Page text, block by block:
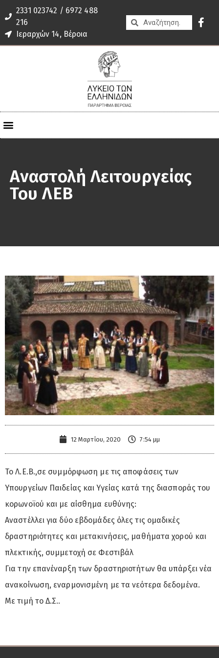
2331 023742 / 6972 488
216
Ιεραρχών 14, Βέροια
Αναστολή Λειτουργείας
Του ΛΕΒ
12 Μαρτίου, 2020 7:54 μμ
Το Λ.Ε.Β.,σε συμμόρφωση με τις αποφάσεις των
Υπουργείων Παιδείας και Υγείας κατά της διασποράς του
κορωνοϊού και με αίσθημα ευθύνης:
Αναστέλλει για δύο εβδομάδες όλες τις ομαδικές
δραστηριότητες και μετακινήσεις, μαθήματα χορού και
πλεκτικής, συμμετοχή σε Φεστιβάλ
Για την επανέναρξη των δραστηριοτήτων θα υπάρξει νέα
ανακοίνωση, εναρμονισμένη με τα νεότερα δεδομένα.
Με τιμή το Δ.Σ..